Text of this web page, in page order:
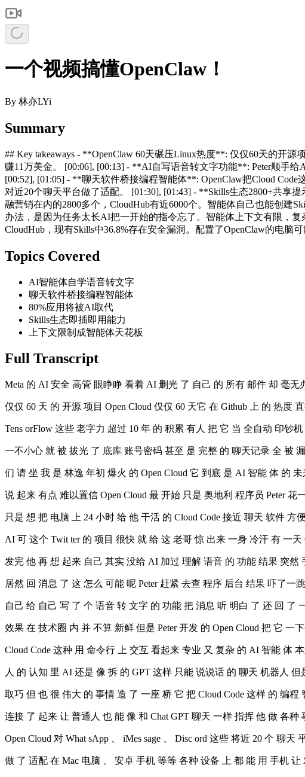
一个视频搞懂OpenClaw！
By 林亦LYi
Summary
## Key takeaways - **OpenClaw 60天碾压Linux热度**: 仅仅60天的开
赚11万美金。 [00:06], [00:13] - **AI自写语音转文字功能**: Peter顺手
[00:52], [01:05] - **聊天软件桥接编程智能体**: OpenClaw把Cloud
对近20个聊天平台做了适配。 [01:30], [01:43] - **Skills生态2800+共享
融营销在内的2800多个，CloudHub有近6000个。智能体自己也能创建
办法，是因为任务太长AI把一开始的指令忘了。智能体上下文有限，
CloudHub，现有Skills中36.8%存在安全漏洞。配置了OpenClaw的电脑
Topics Covered
AI智能体自学语音转文字
聊天软件桥接编程智能体
80%应用将被AI取代
Skills生态即插即用能力
上下文限制成智能体天花板
Full Transcript
Meta 的 AI 安全 高管 眼睁睁 看着 AI 删光 了 自己 的 所有 邮件 却 毫无
仅仅 60 天 的 开源 项目 Open Cloud 仅仅 60 天它 在 Github 上 的 热度
Tens orFlow 这些 老字力 超过 10 年 的 积累 有人 把 它 当 全自动 印钞
一不小心 就 被 拔光 了 底库 账号密码 甚至 是 完整 的 聊天记录 全 被
们 请 坐 我 是 林逸 年初 爆火 的 Open Cloud 它 到底 是 AI 智能 体 的
说 起来 有点 难以置信 Open Cloud 最 开始 只是 奥地利 程序员 Peter 花
只是 想 把 电脑 上 24 小时 给 他 干活 的 Cloud Code 接近 聊天 软件 方
AI 可 这个 Twit ter 的 项目 很快 就 给 这 老哥 惊 出来 一身 冷汗 有 一
发完 他 再 想 起来 自己 其实 没给 AI 加过 理解 语音 的 功能 结果 突然
居然 回 消息 了 这 怎么 可能 呢 Peter 赶紧 去查 程序 后台 结果 吓了一
自己 给 自己 写 了 个 语音 转 文字 的 功能 把 消息 听 明白 了 还 回 了
效果 在 技术圈 内 并 不算 新鲜 但是 Peter 开发 的 Open Cloud 把 它 一
Cloud Code 这种 用 命令行 上 交互 看起来 专业 又 复杂 的 AI 智能 体
人 的 认知 里 AI 还是 像 拆 的 GPT 这样 只能 说说话 的 聊天 机器人 但
取巧 但 也 很 伟大 的 事情 造 了 一座 桥 它 把 Cloud Code 这样 的 编
连接 了 起来 让 普通人 也 能 像 和 Chat GPT 聊天 一样 指挥 他 做 各种
Open Cloud 对 What sApp 、 iMes sage 、 Disc ord 这些 将近 20 个 聊天
做 了 适配 在 Mac 电脑 、 安卓 手机 等等 各种 设备 上 都 能 用 手机